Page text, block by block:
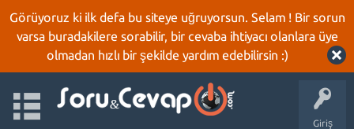
Görüyoruz ki ilk defa bu siteye uğruyorsun. Selam ! Bir sorun
varsa buradakilere sorabilir, bir cevaba ihtiyacı olanlara üye
olmadan hızlı bir şekilde yardım edebilirsin :)
Giriş